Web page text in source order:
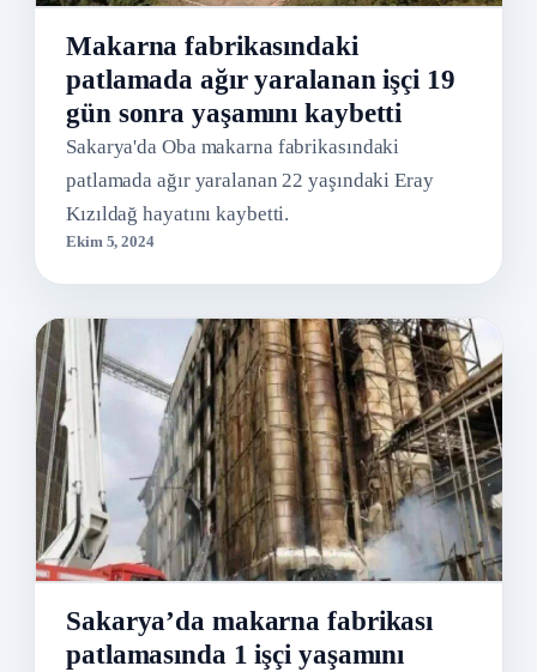
Makarna fabrikasındaki
patlamada ağır yaralanan işçi 19
gün sonra yaşamını kaybetti
Sakarya'da Oba makarna fabrikasındaki
patlamada ağır yaralanan 22 yaşındaki Eray
Kızıldağ hayatını kaybetti.
Ekim 5, 2024
Sakarya’da makarna fabrikası
patlamasında 1 işçi yaşamını